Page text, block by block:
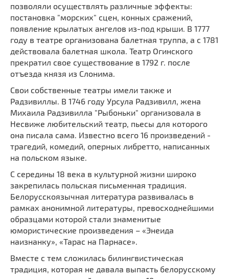
позволяли осуществлять различные эффекты:
постановка "морских" сцен, конных сражений,
появление крылатых ангелов из-под крыши. В 1777
году в театре организована балетная труппа, а с 1781
действовала балетная школа. Театр Огинского
прекратил свое существование в 1792 г. после
отъезда князя из Слонима.
Свои собственные театры имели также и
Радзивиллы. В 1746 году Урсула Радзивилл, жена
Михаила Радзивилла "Рыбоньки" организовала в
Несвиже любительский театр, пьесы для которого
она писала сама. Известно всего 16 произведений -
трагедий, комедий, оперных либретто, написанных
на польском языке.
С середины 18 века в культурной жизни широко
закрепилась польская письменная традиция.
Белорусскоязычная литература развивалась в
рамках анонимной литературы, превосходнейшими
образцами которой стали знаменитые
юмористические произведения – «Энеида
наизнанку», «Тарас на Парнасе».
Вместе с тем сложилась билингвистическая
традиция, которая не давала выпасть белорусскому